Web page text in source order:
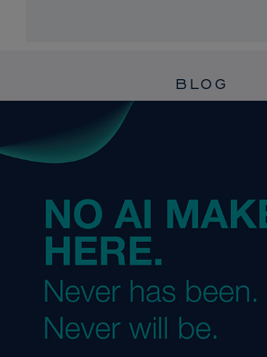
BLOG